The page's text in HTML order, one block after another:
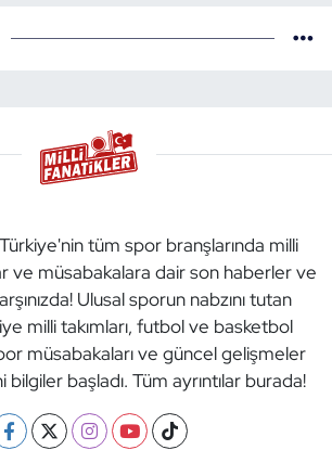
tüm spor branşlarında milli
ve müsabakalara dair son haberler ve
Ulusal sporun nabzını tutan
milli takımları, futbol ve basketbol
müsabakaları ve güncel gelişmeler
bilgiler başladı. Tüm ayrıntılar burada!